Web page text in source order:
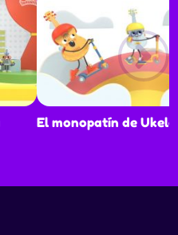
El monopatín de